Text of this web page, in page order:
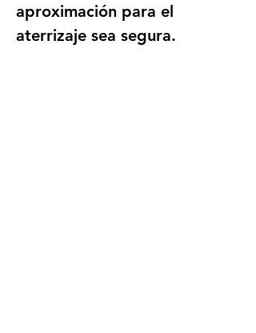
aproximación para el
aterrizaje sea segura.